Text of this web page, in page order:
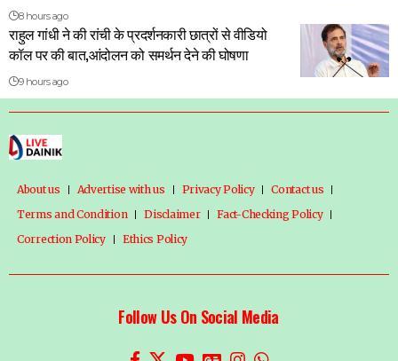
8 hours ago
राहुल गांधी ने की रांची के प्रदर्शनकारी छात्रों से वीडियो
कॉल पर की बात,आंदोलन को समर्थन देने की घोषणा
9 hours ago
About us Advertise with us Privacy Policy
Contact us
Terms and Condition
Disclaimer
Fact-Checking Policy
Correction Policy
Ethics Policy
Follow Us On Social Media